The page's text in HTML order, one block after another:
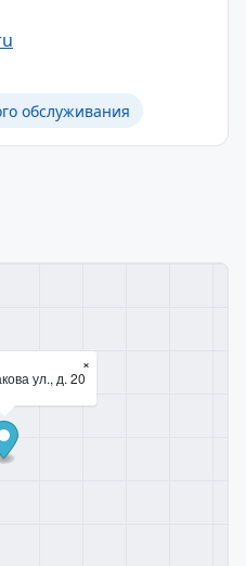
обслуживания
ул., д. 20
×